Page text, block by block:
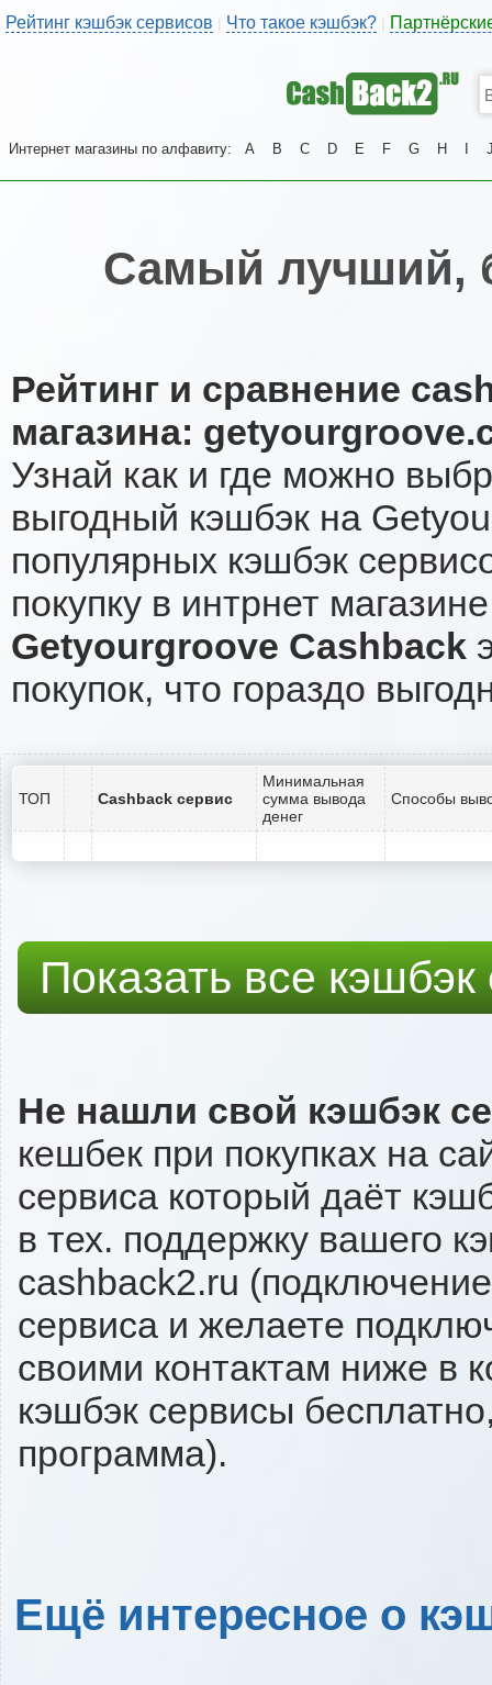
Рейтинг кэшбэк сервисов | Что такое кэшбэк?
Интернет магазины по алфавиту: A B C D E F G H
Самый лучший,
Рейтинг и сравнение
магазина:
Узнай как и где можно
выгодный кэшбэк на
популярных кэшбэк
покупку в интрнет
Getyourgroove Cashback
покупок, что гораздо
ТОП Cashback сервис
Минимальная
сумма вывода
денег
Способы
Показать все
Не нашли свой кэшбэк
кешбек при покупках на
сервиса который даёт
в тех. поддержку вашего
cashback2.ru
сервиса и желаете
своими контактам ниже в
кэшбэк сервисы
программа).
Ещё интересное о